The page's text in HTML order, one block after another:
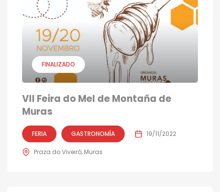
FINALIZADO
VII Feira do Mel de Montaña de
Muras
FERIA GASTRONOMÍA 19/11/2022
Praza do Viveiró, Muras